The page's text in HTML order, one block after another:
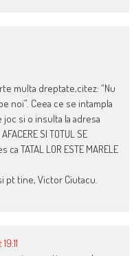
multa dreptate,citez: “Nu
noi”. Ceea ce se intampla
si o insulta la adresa
SI TOTUL SE
ca TATAL LOR ESTE MARELE
pt tine, Victor Ciutacu.